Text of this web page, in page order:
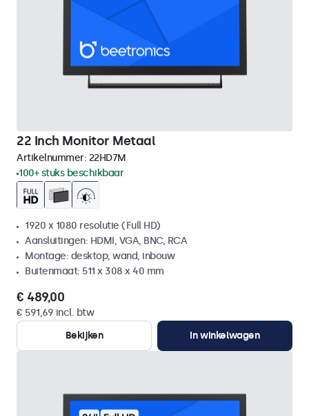
22 Inch Monitor Metaal
Artikelnummer: 22HD7M
100+ stuks beschikbaar
1920 x 1080 resolutie (Full HD)
Aansluitingen: HDMI, VGA, BNC, RCA
Montage: desktop, wand, inbouw
Buitenmaat: 511 x 308 x 40 mm
€ 489,00
€ 591,69 incl. btw
Bekijken
In winkelwagen